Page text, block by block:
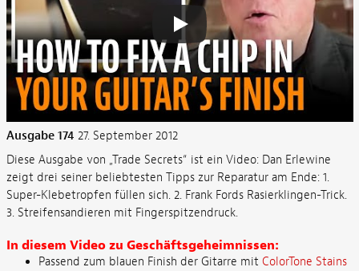
Ausgabe 174 27. September 2012
Diese Ausgabe von „Trade Secrets“ ist ein Video: Dan Erlewine
zeigt drei seiner beliebtesten Tipps zur Reparatur am Ende: 1.
Super-Klebetropfen füllen sich. 2. Frank Fords Rasierklingen-Trick.
3. Streifensandieren mit Fingerspitzendruck.
In diesem Video zu Geschäftsgeheimnissen:
Passend zum blauen Finish der Gitarre mit ColorTone Stains